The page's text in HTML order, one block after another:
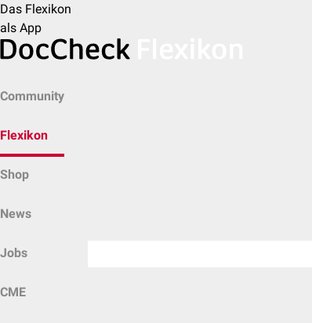
Das Flexikon
als App
Community
Flexikon
Shop
News
Jobs
CME